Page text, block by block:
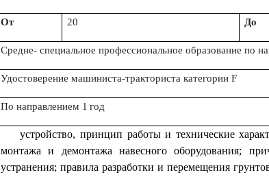
От 20 До
Средне- специальное профессиональное образование по
Удостоверение машиниста-тракториста категории F
По направлением 1 год
устройство, принцип работы и технические
монтажа и демонтажа навесного оборудования;
устранения; правила разработки и перемещения